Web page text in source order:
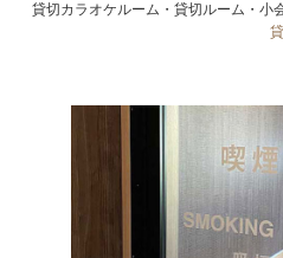
貸切カラオケルーム・貸切ルーム・小